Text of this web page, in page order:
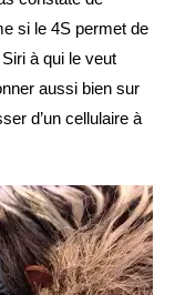
si le 4S permet de
à qui le veut
aussi bien sur
d’un cellulaire à